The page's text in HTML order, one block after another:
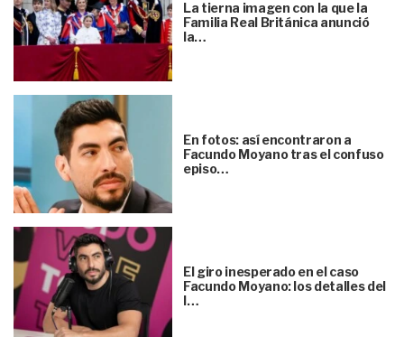
La tierna imagen con la que la
Familia Real Británica anunció
la…
En fotos: así encontraron a
Facundo Moyano tras el confuso
episo…
El giro inesperado en el caso
Facundo Moyano: los detalles del
l…